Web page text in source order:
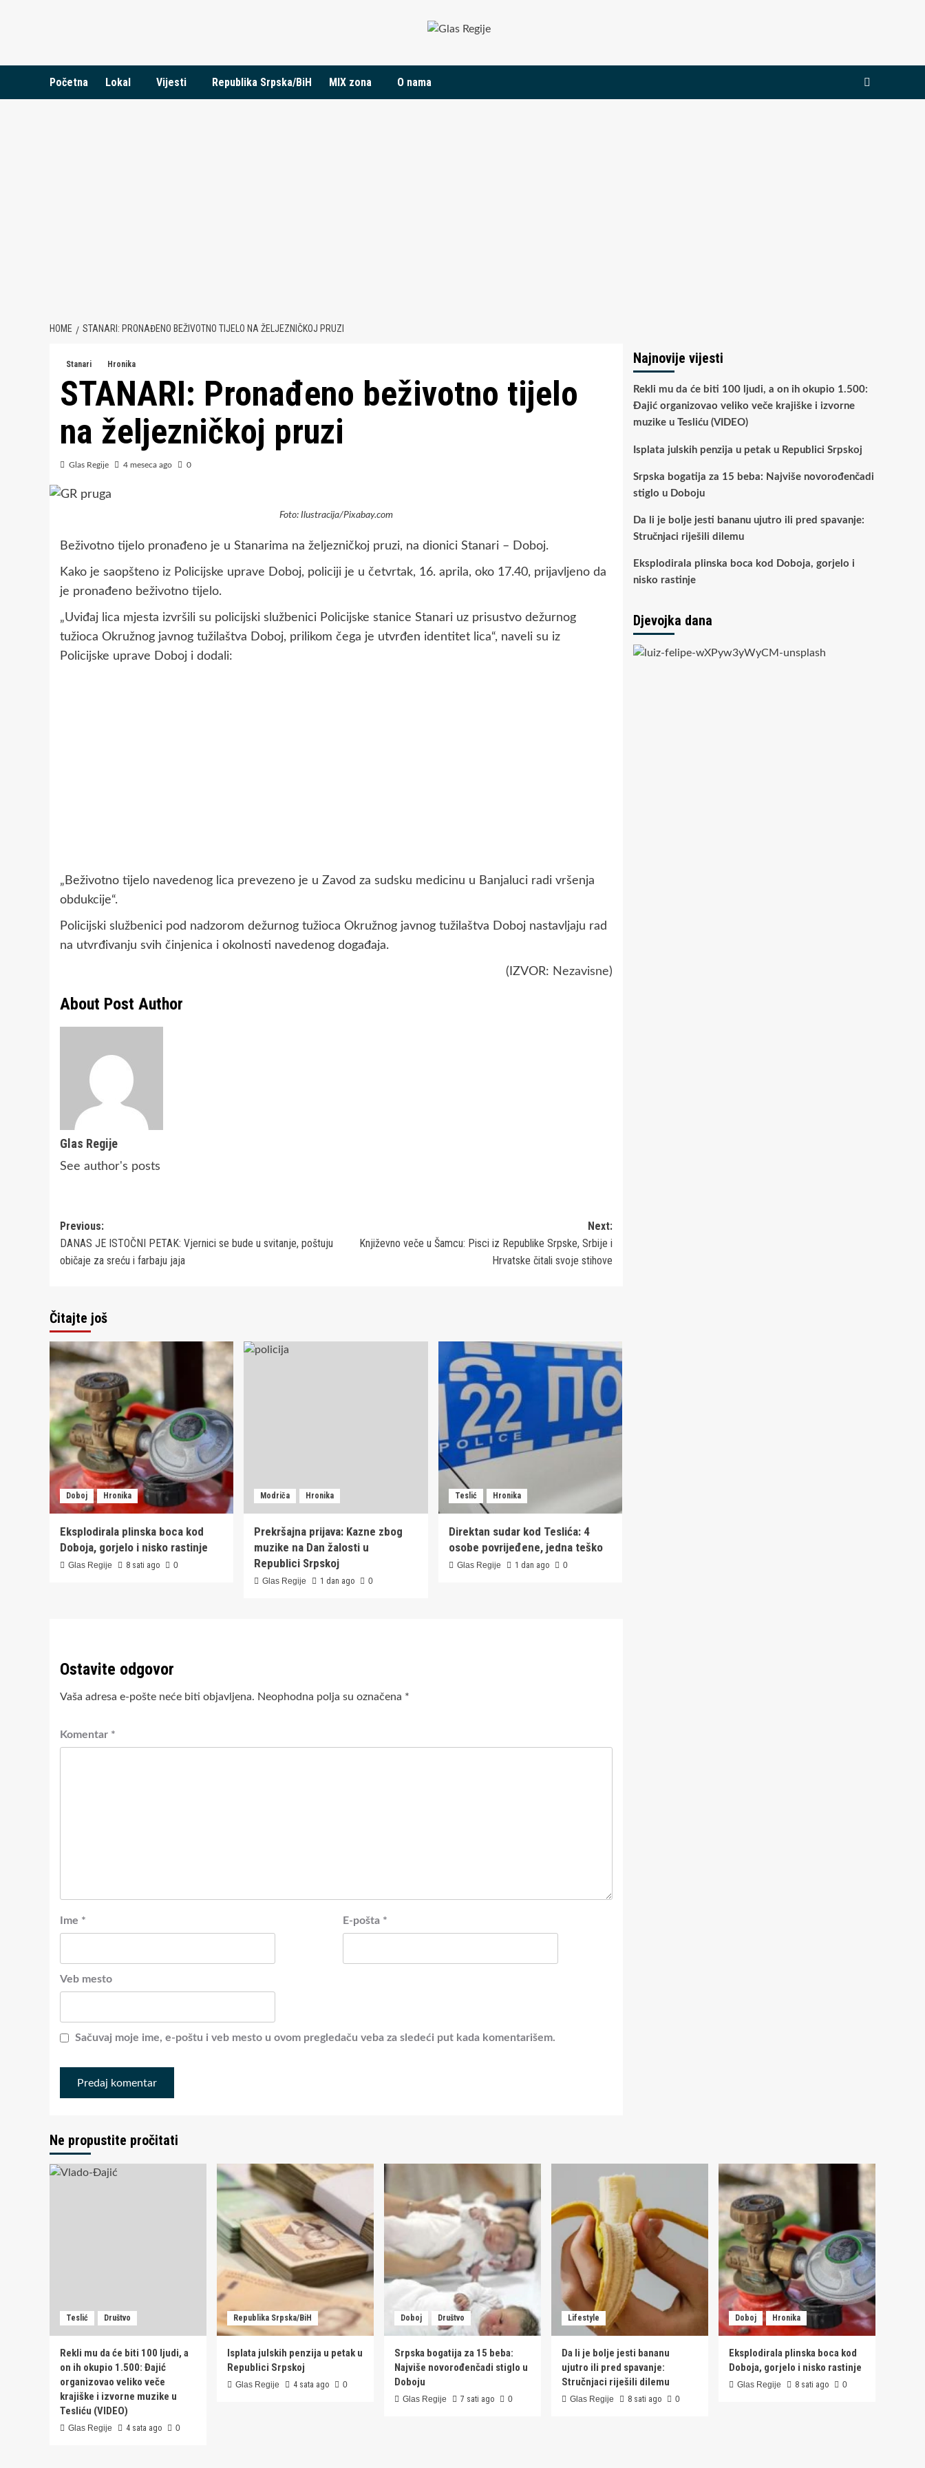
Početna Lokal Vijesti Republika Srpska/BiH MIX zona O nama
HOME STANARI: PRONAĐENO BEŽIVOTNO TIJELO NA ŽELJEZNIČKOJ PRUZI
Stanari Hronika
STANARI: Pronađeno beživotno tijelo
na željezničkoj pruzi
Glas Regije 4 meseca ago 0
Foto: Ilustracija/Pixabay.com
Beživotno tijelo pronađeno je u Stanarima na željezničkoj pruzi, na dionici Stanari – Doboj.
Kako je saopšteno iz Policijske uprave Doboj, policiji je u četvrtak, 16. aprila, oko 17.40, prijavljeno da
je pronađeno beživotno tijelo.
„Uviđaj lica mjesta izvršili su policijski službenici Policijske stanice Stanari uz prisustvo dežurnog
tužioca Okružnog javnog tužilaštva Doboj, prilikom čega je utvrđen identitet lica“, naveli su iz
Policijske uprave Doboj i dodali:
„Beživotno tijelo navedenog lica prevezeno je u Zavod za sudsku medicinu u Banjaluci radi vršenja
obdukcije“.
Policijski službenici pod nadzorom dežurnog tužioca Okružnog javnog tužilaštva Doboj nastavljaju rad
na utvrđivanju svih činjenica i okolnosti navedenog događaja.
(IZVOR: Nezavisne)
About Post Author
Glas Regije
See author's posts
Post
navigation
Previous:
DANAS JE ISTOČNI PETAK: Vjernici se bude u svitanje, poštuju
običaje za sreću i farbaju jaja
Next:
Književno veče u Šamcu: Pisci iz Republike Srpske, Srbije i
Hrvatske čitali svoje stihove
Čitajte još
Doboj Hronika
Eksplodirala plinska boca kod
Doboja, gorjelo i nisko rastinje
Glas Regije 8 sati ago 0
Modriča Hronika
Prekršajna prijava: Kazne zbog
muzike na Dan žalosti u
Republici Srpskoj
Glas Regije 1 dan ago 0
Teslić Hronika
Direktan sudar kod Teslića: 4
osobe povrijeđene, jedna teško
Glas Regije 1 dan ago 0
Ostavite odgovor
Vaša adresa e-pošte neće biti objavljena. Neophodna polja su označena *
Komentar *
Ime * E-pošta *
Veb mesto
Sačuvaj moje ime, e-poštu i veb mesto u ovom pregledaču veba za sledeći put kada komentarišem.
Najnovije vijesti
Rekli mu da će biti 100 ljudi, a on ih okupio 1.500:
Đajić organizovao veliko veče krajiške i izvorne
muzike u Tesliću (VIDEO)
Isplata julskih penzija u petak u Republici Srpskoj
Srpska bogatija za 15 beba: Najviše novorođenčadi
stiglo u Doboju
Da li je bolje jesti bananu ujutro ili pred spavanje:
Stručnjaci riješili dilemu
Eksplodirala plinska boca kod Doboja, gorjelo i
nisko rastinje
Djevojka dana
Ne propustite pročitati
Teslić Društvo
Rekli mu da će biti 100 ljudi, a
on ih okupio 1.500: Đajić
organizovao veliko veče
krajiške i izvorne muzike u
Tesliću (VIDEO)
Glas Regije 4 sata ago 0
Republika Srpska/BiH
Isplata julskih penzija u petak u
Republici Srpskoj
Glas Regije 4 sata ago 0
Doboj Društvo
Srpska bogatija za 15 beba:
Najviše novorođenčadi stiglo u
Doboju
Glas Regije 7 sati ago 0
Lifestyle
Da li je bolje jesti bananu
ujutro ili pred spavanje:
Stručnjaci riješili dilemu
Glas Regije 8 sati ago 0
Doboj Hronika
Eksplodirala plinska boca kod
Doboja, gorjelo i nisko rastinje
Glas Regije 8 sati ago 0